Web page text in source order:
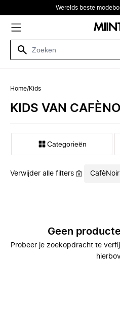
Werelds beste
Home/Kids
KIDS VAN
Categorieën
Verwijder alle filters CafèNoir
Geen
Probeer je zoekopdracht te